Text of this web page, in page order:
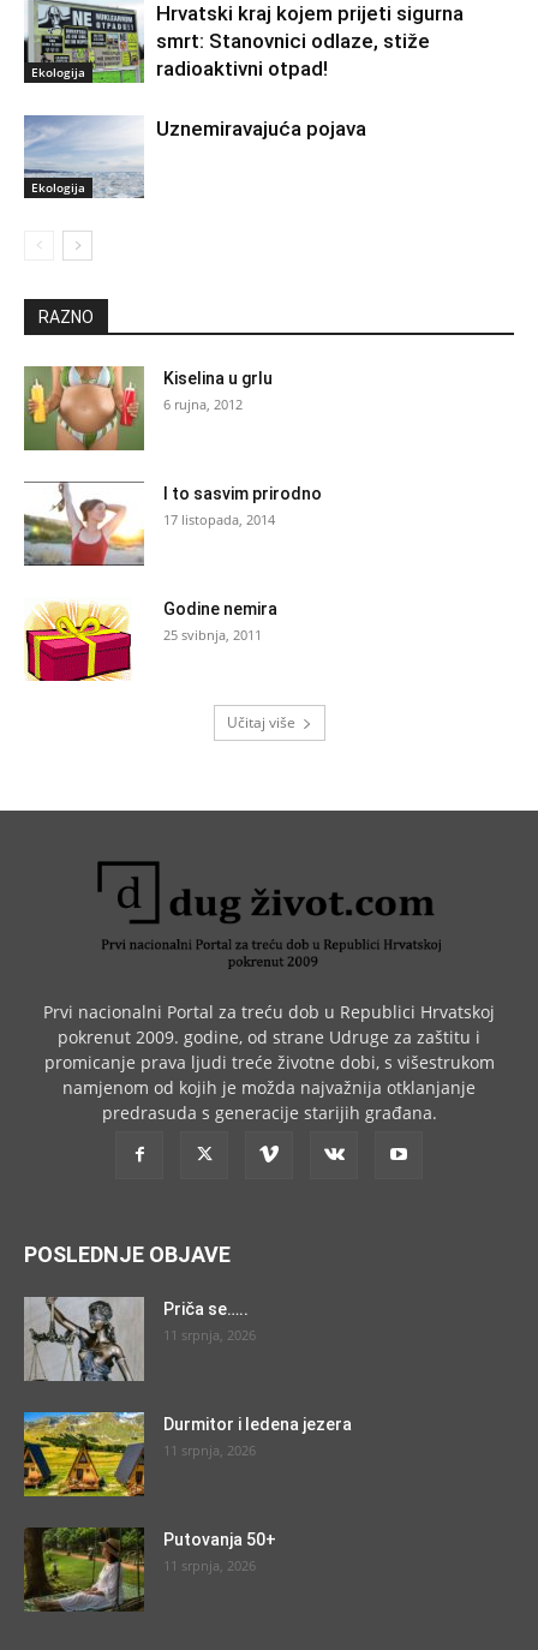
Ekologija
Hrvatski kraj kojem prijeti sigurna
smrt: Stanovnici odlaze, stiže
radioaktivni otpad!
Ekologija
Uznemiravajuća pojava
RAZNO
Kiselina u grlu
6 rujna, 2012
I to sasvim prirodno
17 listopada, 2014
Godine nemira
25 svibnja, 2011
Učitaj više
Prvi nacionalni Portal za treću dob u Republici Hrvatskoj
pokrenut 2009. godine, od strane Udruge za zaštitu i
promicanje prava ljudi treće životne dobi, s višestrukom
namjenom od kojih je možda najvažnija otklanjanje
predrasuda s generacije starijih građana.
POSLEDNJE OBJAVE
Priča se…..
11 srpnja, 2026
Durmitor i ledena jezera
11 srpnja, 2026
Putovanja 50+
11 srpnja, 2026